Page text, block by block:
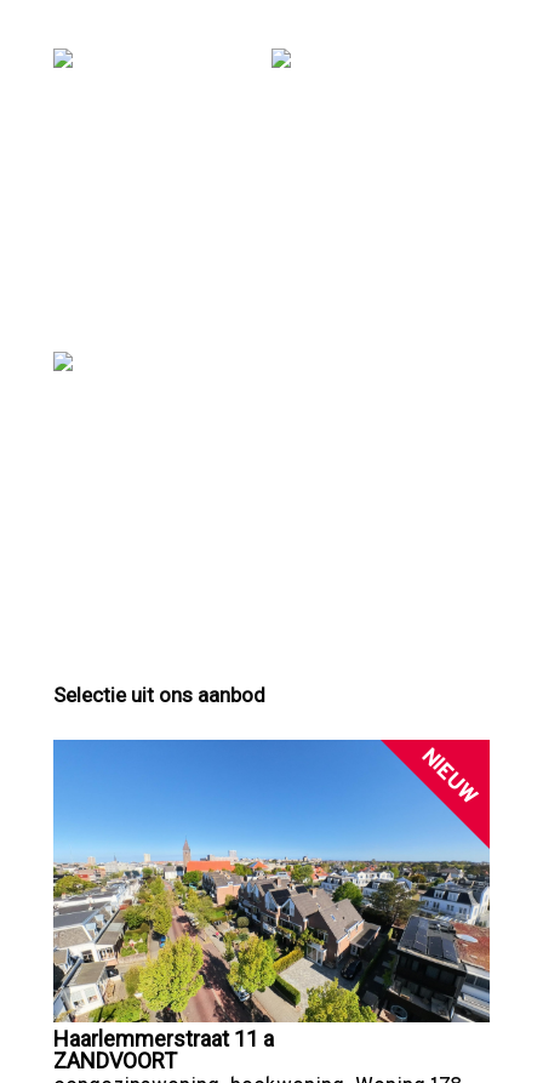
Selectie uit ons aanbod
NIEUW
Haarlemmerstraat 11 a
ZANDVOORT